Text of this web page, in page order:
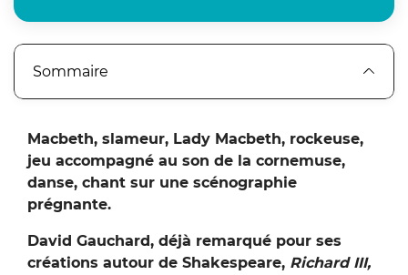
Sommaire
Macbeth, slameur, Lady Macbeth, rockeuse,
jeu accompagné au son de la cornemuse,
danse, chant sur une scénographie
prégnante.
David Gauchard, déjà remarqué pour ses
créations autour de Shakespeare, Richard III,